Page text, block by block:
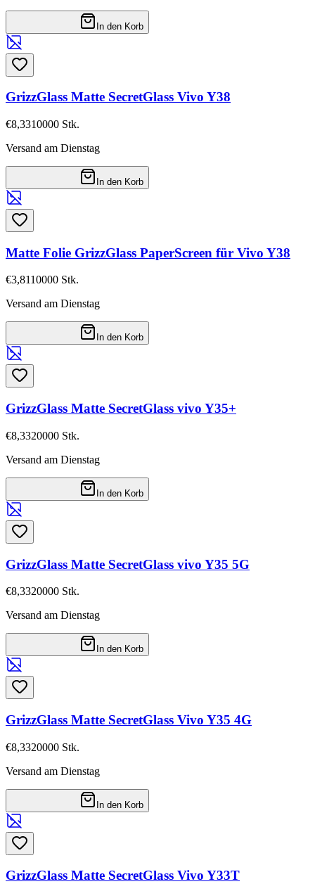
In den Korb
GrizzGlass Matte SecretGlass Vivo Y38
€8,3310000 Stk.
Versand am Dienstag
In den Korb
Matte Folie GrizzGlass PaperScreen für Vivo Y38
€3,8110000 Stk.
Versand am Dienstag
In den Korb
GrizzGlass Matte SecretGlass vivo Y35+
€8,3320000 Stk.
Versand am Dienstag
In den Korb
GrizzGlass Matte SecretGlass vivo Y35 5G
€8,3320000 Stk.
Versand am Dienstag
In den Korb
GrizzGlass Matte SecretGlass Vivo Y35 4G
€8,3320000 Stk.
Versand am Dienstag
In den Korb
GrizzGlass Matte SecretGlass Vivo Y33T